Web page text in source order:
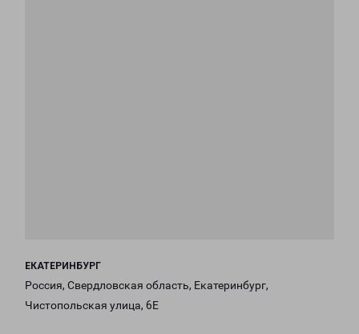
ЕКАТЕРИНБУРГ
Россия, Свердловская область, Екатеринбург,
Чистопольская улица, 6Е